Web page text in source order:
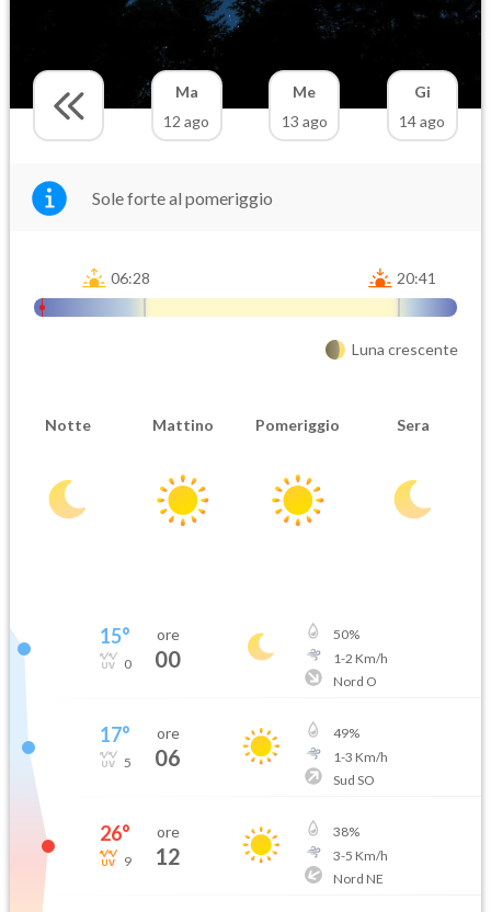
Ma
12 ago
Me
13 ago
Gi
14 ago
Sole forte al pomeriggio
06:28 20:41
Luna crescente
Notte Mattino Pomeriggio Sera
15°
0
ore
00
50%
1-2 Km/h
Nord O
17°
5
ore
06
49%
1-3 Km/h
Sud SO
26°
9
ore
12
38%
3-5 Km/h
Nord NE